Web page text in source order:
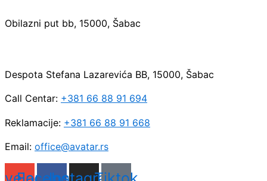
Obilazni put bb, 15000, Šabac
Despota Stefana Lazarevića BB, 15000, Šabac
Call Centar: +381 66 88 91 694
Reklamacije: +381 66 88 91 668
Email: office@avatar.rs